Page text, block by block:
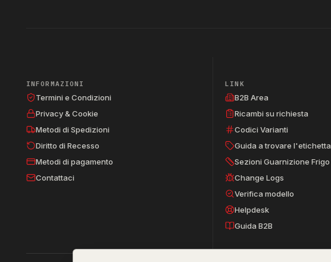
INFORMAZIONI
Termini e Condizioni
Privacy & Cookie
Metodi di Spedizioni
Diritto di Recesso
Metodi di pagamento
Contattaci
LINK
B2B Area
Ricambi su richiesta
Codici Varianti
Guida a trovare l'etichetta
Sezioni Guarnizione Frigo
Change Logs
Verifica modello
Helpdesk
Guida B2B